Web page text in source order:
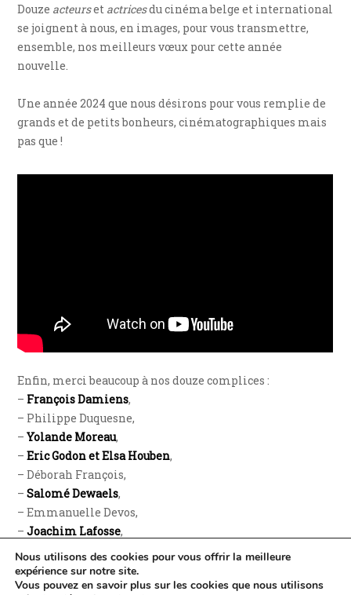
Douze acteurset actricesdu cinéma belge et international
se joignent à nous, en images, pour vous transmettre,
ensemble, nos meilleurs vœux pour cette année
nouvelle.
Une année 2024 que nous désirons pour vous remplie de
grands et de petits bonheurs, cinématographiques mais
pas que !
Enfin, merci beaucoup à nos douze complices :
– François Damiens,
– Philippe Duquesne,
–Yolande Moreau,
–Eric Godon et Elsa Houben,
– Déborah François,
–Salomé Dewaels,
– Emmanuelle Devos,
–Joachim Lafosse,
– Mike Wilson et Vicky Krieps, et
– Benoît Mariage !
Nous utilisons des cookies pour vous offrir la meilleure
expérience sur notre site.
Vous pouvez en savoir plus sur les cookies que nous utilisons